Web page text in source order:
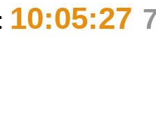
: 10:05:27